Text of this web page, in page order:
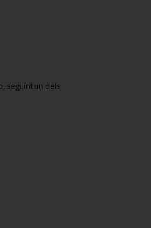
seguint un dels